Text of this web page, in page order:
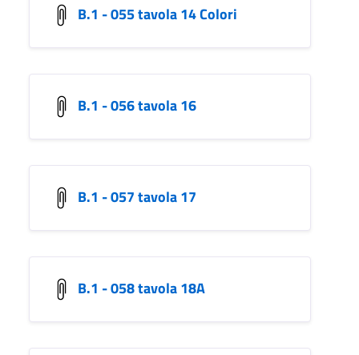
B.1 - 055 tavola 14 Colori
B.1 - 056 tavola 16
B.1 - 057 tavola 17
B.1 - 058 tavola 18A